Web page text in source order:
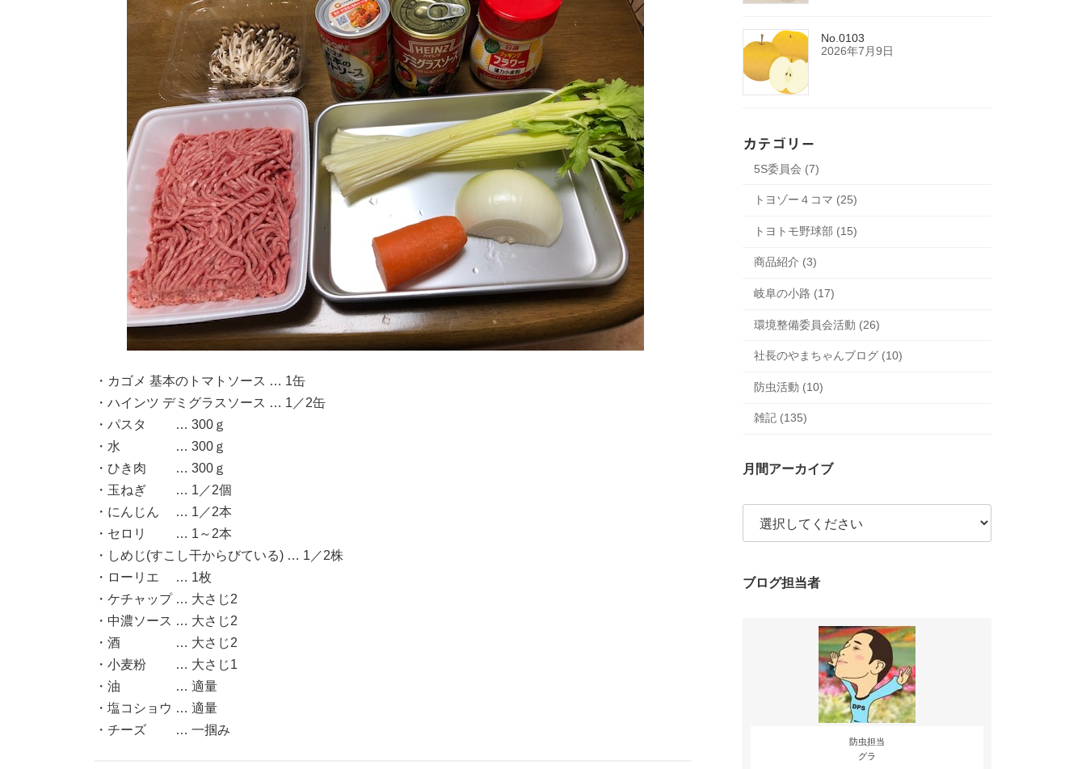
・カゴメ 基本のトマトソース … 1缶
・ハインツ デミグラスソース … 1／2缶
・パスタ … 300ｇ
・水 … 300ｇ
・ひき肉 … 300ｇ
・玉ねぎ … 1／2個
・にんじん … 1／2本
・セロリ … 1～2本
・しめじ(すこし干からびている) … 1／2株
・ローリエ … 1枚
・ケチャップ … 大さじ2
・中濃ソース … 大さじ2
・酒 … 大さじ2
・小麦粉 … 大さじ1
・油 … 適量
・塩コショウ … 適量
・チーズ … 一掴み
No.0103
2026年7月9日
カテゴリー
5S委員会 (7)
トヨゾー４コマ (25)
トヨトモ野球部 (15)
商品紹介 (3)
岐阜の小路 (17)
環境整備委員会活動 (26)
社長のやまちゃんブログ (10)
防虫活動 (10)
雑記 (135)
月間アーカイブ
ブログ担当者
防虫担当
グラ